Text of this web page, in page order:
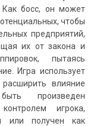
Как босс, он может
чтобы
предприятий,
их от закона и
пытаясь
Игра использует
влияние
произведен
игрока,
или получен как